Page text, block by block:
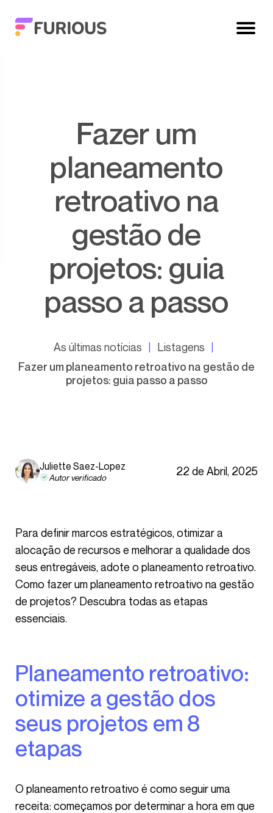
Fazer um
planeamento
retroativo na
gestão de
projetos: guia
passo a passo
As últimas notícias
Listagens
Fazer um planeamento retroativo na gestão de
projetos: guia passo a passo
Juliette Saez-Lopez
Autor verificado 22 de Abril, 2025
Para definir marcos estratégicos, otimizar a
alocação de recursos e melhorar a qualidade dos
seus entregáveis, adote o planeamento retroativo.
Como fazer um planeamento retroativo na gestão
de projetos? Descubra todas as etapas
essenciais.
Planeamento retroativo:
otimize a gestão dos
seus projetos em 8
etapas
O planeamento retroativo é como seguir uma
receita: começamos por determinar a hora em que